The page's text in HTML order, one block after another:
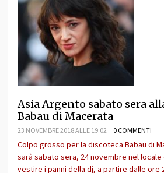
Asia Argento sabato sera
Babau di Macerata
23 NOVEMBRE 2018 ALLE 19:02 0 COMMENTI
Colpo grosso per la discoteca Babau di
sarà sabato sera, 24 novembre nel
vestire i panni della dj, a partire dalle ore